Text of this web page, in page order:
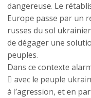
dangereuse. Le
Europe passe par un
russes du sol
de dégager une
peuples.
Dans ce contexte
 avec le peuple
à l’agression, et en